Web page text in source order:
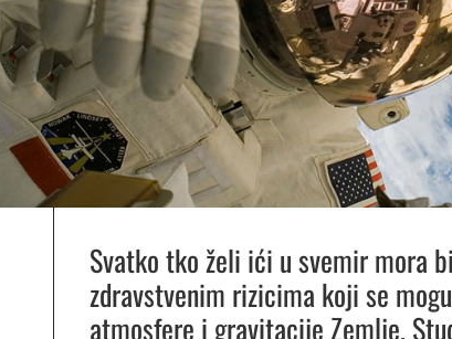
Svatko tko želi ići u svemir mora
zdravstvenim rizicima koji se
atmosfere i gravitacije Zemlje.